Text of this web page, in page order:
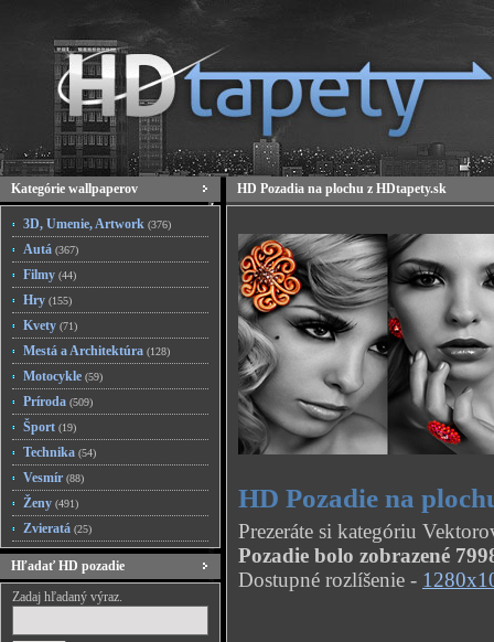
Kategórie wallpaperov
3D, Umenie, Artwork (376)
Autá (367)
Filmy (44)
Hry (155)
Kvety (71)
Mestá a Architektúra (128)
Motocykle (59)
Príroda (509)
Šport (19)
Technika (54)
Vesmír (88)
Ženy (491)
Zvieratá (25)
Hľadať HD pozadie
Zadaj hľadaný výraz.
HD Pozadia na plochu z HDtapety.sk
HD Pozadie na
Prezeráte si kategóriu
Pozadie bolo zobrazené
Dostupné rozlíšenie -